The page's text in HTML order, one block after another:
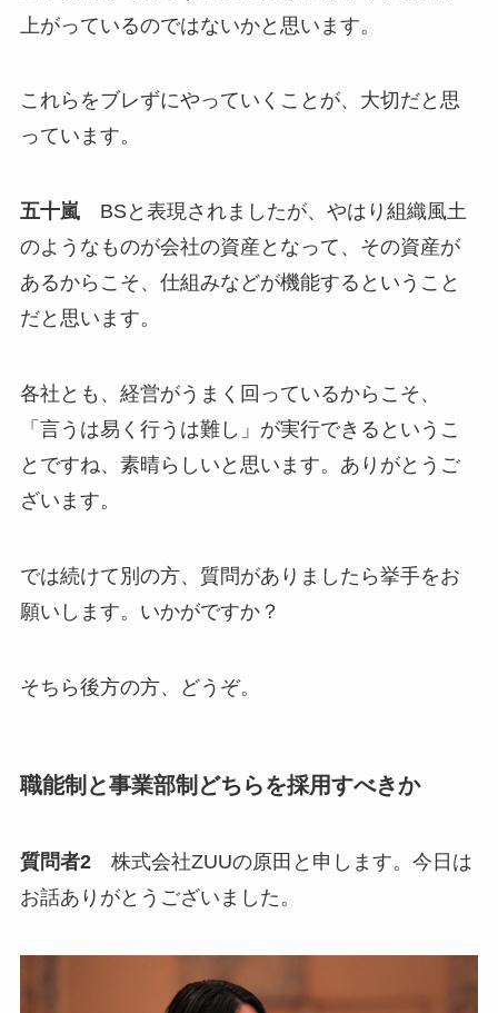
上がっているのではないかと思います。
これらをブレずにやっていくことが、大切だと思
っています。
五十嵐BSと表現されましたが、やはり組織風土
のようなものが会社の資産となって、その資産が
あるからこそ、仕組みなどが機能するということ
だと思います。
各社とも、経営がうまく回っているからこそ、
「言うは易く行うは難し」が実行できるというこ
とですね、素晴らしいと思います。ありがとうご
ざいます。
では続けて別の方、質問がありましたら挙手をお
願いします。いかがですか？
そちら後方の方、どうぞ。
職能制と事業部制どちらを採用すべきか
質問者2株式会社ZUUの原田と申します。今日は
お話ありがとうございました。